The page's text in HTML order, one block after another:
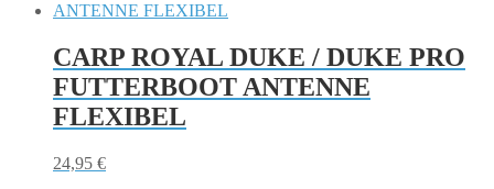
weist
Varianten
auf.
Die
CARP ROYAL DUKE / DUKE PRO
FUTTERBOOT ANTENNE
FLEXIBEL
24,95 €